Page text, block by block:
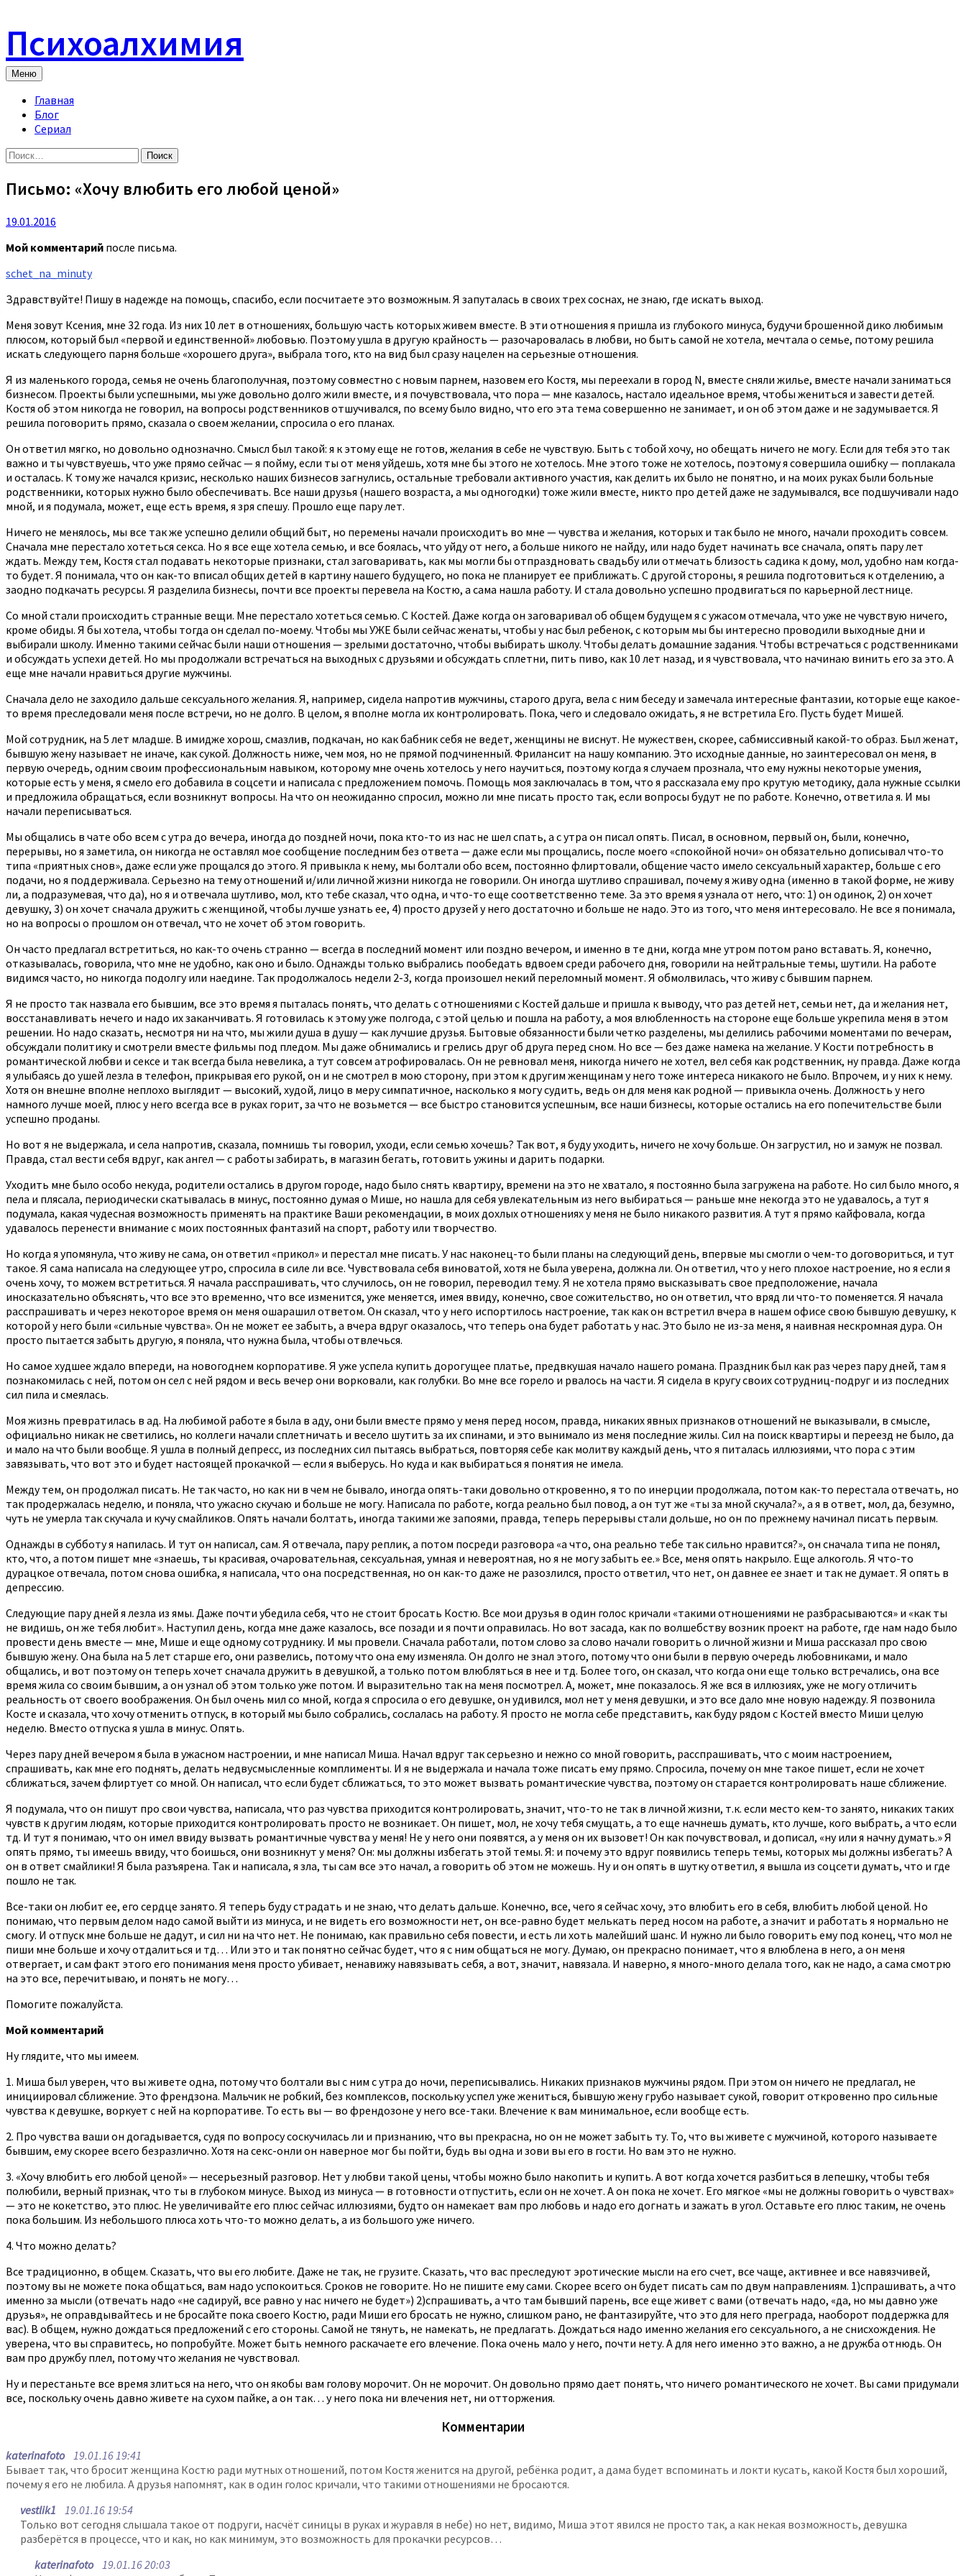
content
Психоалхимия
Меню
Главная
Блог
Сериал
Найти:
Письмо: «Хочу влюбить его любой ценой»
19.01.2016
Мой комментарий после письма.
schet_na_minuty
Здравствуйте! Пишу в надежде на помощь, спасибо, если посчитаете это возможным. Я запуталась в своих трех соснах, не знаю, где искать выход.
Меня зовут Ксения, мне 32 года. Из них 10 лет в отношениях, большую часть которых живем вместе. В эти отношения я пришла из глубокого минуса, будучи брошенной дико любимым
плюсом, который был «первой и единственной» любовью. Поэтому ушла в другую крайность — разочаровалась в любви, но быть самой не хотела, мечтала о семье, потому решила
искать следующего парня больше «хорошего друга», выбрала того, кто на вид был сразу нацелен на серьезные отношения.
Я из маленького города, семья не очень благополучная, поэтому совместно с новым парнем, назовем его Костя, мы переехали в город N, вместе сняли жилье, вместе начали заниматься
бизнесом. Проекты были успешными, мы уже довольно долго жили вместе, и я почувствовала, что пора — мне казалось, настало идеальное время, чтобы жениться и завести детей.
Костя об этом никогда не говорил, на вопросы родственников отшучивался, по всему было видно, что его эта тема совершенно не занимает, и он об этом даже и не задумывается. Я
решила поговорить прямо, сказала о своем желании, спросила о его планах.
Он ответил мягко, но довольно однозначно. Смысл был такой: я к этому еще не готов, желания в себе не чувствую. Быть с тобой хочу, но обещать ничего не могу. Если для тебя это так
важно и ты чувствуешь, что уже прямо сейчас — я пойму, если ты от меня уйдешь, хотя мне бы этого не хотелось. Мне этого тоже не хотелось, поэтому я совершила ошибку — поплакала
и осталась. К тому же начался кризис, несколько наших бизнесов загнулись, остальные требовали активного участия, как делить их было не понятно, и на моих руках были больные
родственники, которых нужно было обеспечивать. Все наши друзья (нашего возраста, а мы одногодки) тоже жили вместе, никто про детей даже не задумывался, все подшучивали надо
мной, и я подумала, может, еще есть время, я зря спешу. Прошло еще пару лет.
Ничего не менялось, мы все так же успешно делили общий быт, но перемены начали происходить во мне — чувства и желания, которых и так было не много, начали проходить совсем.
Сначала мне перестало хотеться секса. Но я все еще хотела семью, и все боялась, что уйду от него, а больше никого не найду, или надо будет начинать все сначала, опять пару лет
ждать. Между тем, Костя стал подавать некоторые признаки, стал заговаривать, как мы могли бы отпраздновать свадьбу или отмечать близость садика к дому, мол, удобно нам когда-
то будет. Я понимала, что он как-то вписал общих детей в картину нашего будущего, но пока не планирует ее приближать. С другой стороны, я решила подготовиться к отделению, а
заодно подкачать ресурсы. Я разделила бизнесы, почти все проекты перевела на Костю, а сама нашла работу. И стала довольно успешно продвигаться по карьерной лестнице.
Со мной стали происходить странные вещи. Мне перестало хотеться семью. С Костей. Даже когда он заговаривал об общем будущем я с ужасом отмечала, что уже не чувствую ничего,
кроме обиды. Я бы хотела, чтобы тогда он сделал по-моему. Чтобы мы УЖЕ были сейчас женаты, чтобы у нас был ребенок, с которым мы бы интересно проводили выходные дни и
выбирали школу. Именно такими сейчас были наши отношения — зрелыми достаточно, чтобы выбирать школу. Чтобы делать домашние задания. Чтобы встречаться с родственниками
и обсуждать успехи детей. Но мы продолжали встречаться на выходных с друзьями и обсуждать сплетни, пить пиво, как 10 лет назад, и я чувствовала, что начинаю винить его за это. А
еще мне начали нравиться другие мужчины.
Сначала дело не заходило дальше сексуального желания. Я, например, сидела напротив мужчины, старого друга, вела с ним беседу и замечала интересные фантазии, которые еще какое-
то время преследовали меня после встречи, но не долго. В целом, я вполне могла их контролировать. Пока, чего и следовало ожидать, я не встретила Его. Пусть будет Мишей.
Мой сотрудник, на 5 лет младше. В имидже хорош, смазлив, подкачан, но как бабник себя не ведет, женщины не виснут. Не мужествен, скорее, сабмиссивный какой-то образ. Был женат,
бывшую жену называет не иначе, как сукой. Должность ниже, чем моя, но не прямой подчиненный. Фрилансит на нашу компанию. Это исходные данные, но заинтересовал он меня, в
первую очередь, одним своим профессиональным навыком, которому мне очень хотелось у него научиться, поэтому когда я случаем прознала, что ему нужны некоторые умения,
которые есть у меня, я смело его добавила в соцсети и написала с предложением помочь. Помощь моя заключалась в том, что я рассказала ему про крутую методику, дала нужные ссылки
и предложила обращаться, если возникнут вопросы. На что он неожиданно спросил, можно ли мне писать просто так, если вопросы будут не по работе. Конечно, ответила я. И мы
начали переписываться.
Мы общались в чате обо всем с утра до вечера, иногда до поздней ночи, пока кто-то из нас не шел спать, а с утра он писал опять. Писал, в основном, первый он, были, конечно,
перерывы, но я заметила, он никогда не оставлял мое сообщение последним без ответа — даже если мы прощались, после моего «спокойной ночи» он обязательно дописывал что-то
типа «приятных снов», даже если уже прощался до этого. Я привыкла к нему, мы болтали обо всем, постоянно флиртовали, общение часто имело сексуальный характер, больше с его
подачи, но я поддерживала. Серьезно на тему отношений и/или личной жизни никогда не говорили. Он иногда шутливо спрашивал, почему я живу одна (именно в такой форме, не живу
ли, а подразумевая, что да), но я и отвечала шутливо, мол, кто тебе сказал, что одна, и что-то еще соответственно теме. За это время я узнала от него, что: 1) он одинок, 2) он хочет
девушку, 3) он хочет сначала дружить с женщиной, чтобы лучше узнать ее, 4) просто друзей у него достаточно и больше не надо. Это из того, что меня интересовало. Не все я понимала,
но на вопросы о прошлом он отвечал, что не хочет об этом говорить.
Он часто предлагал встретиться, но как-то очень странно — всегда в последний момент или поздно вечером, и именно в те дни, когда мне утром потом рано вставать. Я, конечно,
отказывалась, говорила, что мне не удобно, как оно и было. Однажды только выбрались пообедать вдвоем среди рабочего дня, говорили на нейтральные темы, шутили. На работе
видимся часто, но никогда подолгу или наедине. Так продолжалось недели 2-3, когда произошел некий переломный момент. Я обмолвилась, что живу с бывшим парнем.
Я не просто так назвала его бывшим, все это время я пыталась понять, что делать с отношениями с Костей дальше и пришла к выводу, что раз детей нет, семьи нет, да и желания нет,
восстанавливать нечего и надо их заканчивать. Я готовилась к этому уже полгода, с этой целью и пошла на работу, а моя влюбленность на стороне еще больше укрепила меня в этом
решении. Но надо сказать, несмотря ни на что, мы жили душа в душу — как лучшие друзья. Бытовые обязанности были четко разделены, мы делились рабочими моментами по вечерам,
обсуждали политику и смотрели вместе фильмы под пледом. Мы даже обнимались и грелись друг об друга перед сном. Но все — без даже намека на желание. У Кости потребность в
романтической любви и сексе и так всегда была невелика, а тут совсем атрофировалась. Он не ревновал меня, никогда ничего не хотел, вел себя как родственник, ну правда. Даже когда
я улыбаясь до ушей лезла в телефон, прикрывая его рукой, он и не смотрел в мою сторону, при этом к другим женщинам у него тоже интереса никакого не было. Впрочем, и у них к нему.
Хотя он внешне вполне неплохо выглядит — высокий, худой, лицо в меру симпатичное, насколько я могу судить, ведь он для меня как родной — привыкла очень. Должность у него
намного лучше моей, плюс у него всегда все в руках горит, за что не возьмется — все быстро становится успешным, все наши бизнесы, которые остались на его попечительстве были
успешно проданы.
Но вот я не выдержала, и села напротив, сказала, помнишь ты говорил, уходи, если семью хочешь? Так вот, я буду уходить, ничего не хочу больше. Он загрустил, но и замуж не позвал.
Правда, стал вести себя вдруг, как ангел — с работы забирать, в магазин бегать, готовить ужины и дарить подарки.
Уходить мне было особо некуда, родители остались в другом городе, надо было снять квартиру, времени на это не хватало, я постоянно была загружена на работе. Но сил было много, я
пела и плясала, периодически скатывалась в минус, постоянно думая о Мише, но нашла для себя увлекательным из него выбираться — раньше мне некогда это не удавалось, а тут я
подумала, какая чудесная возможность применять на практике Ваши рекомендации, в моих дохлых отношениях у меня не было никакого развития. А тут я прямо кайфовала, когда
удавалось перенести внимание с моих постоянных фантазий на спорт, работу или творчество.
Но когда я упомянула, что живу не сама, он ответил «прикол» и перестал мне писать. У нас наконец-то были планы на следующий день, впервые мы смогли о чем-то договориться, и тут
такое. Я сама написала на следующее утро, спросила в силе ли все. Чувствовала себя виноватой, хотя не была уверена, должна ли. Он ответил, что у него плохое настроение, но я если я
очень хочу, то можем встретиться. Я начала расспрашивать, что случилось, он не говорил, переводил тему. Я не хотела прямо высказывать свое предположение, начала
иносказательно объяснять, что все это временно, что все изменится, уже меняется, имея ввиду, конечно, свое сожительство, но он ответил, что вряд ли что-то поменяется. Я начала
расспрашивать и через некоторое время он меня ошарашил ответом. Он сказал, что у него испортилось настроение, так как он встретил вчера в нашем офисе свою бывшую девушку, к
которой у него были «сильные чувства». Он не может ее забыть, а вчера вдруг оказалось, что теперь она будет работать у нас. Это было не из-за меня, я наивная нескромная дура. Он
просто пытается забыть другую, я поняла, что нужна была, чтобы отвлечься.
Но самое худшее ждало впереди, на новогоднем корпоративе. Я уже успела купить дорогущее платье, предвкушая начало нашего романа. Праздник был как раз через пару дней, там я
познакомилась с ней, потом он сел с ней рядом и весь вечер они ворковали, как голубки. Во мне все горело и рвалось на части. Я сидела в кругу своих сотрудниц-подруг и из последних
сил пила и смеялась.
Моя жизнь превратилась в ад. На любимой работе я была в аду, они были вместе прямо у меня перед носом, правда, никаких явных признаков отношений не выказывали, в смысле,
официально никак не светились, но коллеги начали сплетничать и весело шутить за их спинами, и это вынимало из меня последние жилы. Сил на поиск квартиры и переезд не было, да
и мало на что были вообще. Я ушла в полный депресс, из последних сил пытаясь выбраться, повторяя себе как молитву каждый день, что я питалась иллюзиями, что пора с этим
завязывать, что вот это и будет настоящей прокачкой — если я выберусь. Но куда и как выбираться я понятия не имела.
Между тем, он продолжал писать. Не так часто, но как ни в чем не бывало, иногда опять-таки довольно откровенно, я то по инерции продолжала, потом как-то перестала отвечать, но
так продержалась неделю, и поняла, что ужасно скучаю и больше не могу. Написала по работе, когда реально был повод, а он тут же «ты за мной скучала?», а я в ответ, мол, да, безумно,
чуть не умерла так скучала и кучу смайликов. Опять начали болтать, иногда такими же запоями, правда, теперь перерывы стали дольше, но он по прежнему начинал писать первым.
Однажды в субботу я напилась. И тут он написал, сам. Я отвечала, пару реплик, а потом посреди разговора «а что, она реально тебе так сильно нравится?», он сначала типа не понял,
кто, что, а потом пишет мне «знаешь, ты красивая, очаровательная, сексуальная, умная и невероятная, но я не могу забыть ее.» Все, меня опять накрыло. Еще алкоголь. Я что-то
дурацкое отвечала, потом снова ошибка, я написала, что она посредственная, но он как-то даже не разозлился, просто ответил, что нет, он давнее ее знает и так не думает. Я опять в
депрессию.
Следующие пару дней я лезла из ямы. Даже почти убедила себя, что не стоит бросать Костю. Все мои друзья в один голос кричали «такими отношениями не разбрасываются» и «как ты
не видишь, он же тебя любит». Наступил день, когда мне даже казалось, все позади и я почти оправилась. Но вот засада, как по волшебству возник проект на работе, где нам надо было
провести день вместе — мне, Мише и еще одному сотруднику. И мы провели. Сначала работали, потом слово за слово начали говорить о личной жизни и Миша рассказал про свою
бывшую жену. Она была на 5 лет старше его, они развелись, потому что она ему изменяла. Он долго не знал этого, потому что они были в первую очередь любовниками, и мало
общались, и вот поэтому он теперь хочет сначала дружить в девушкой, а только потом влюбляться в нее и тд. Более того, он сказал, что когда они еще только встречались, она все
время жила со своим бывшим, а он узнал об этом только уже потом. И выразительно так на меня посмотрел. А, может, мне показалось. Я же вся в иллюзиях, уже не могу отличить
реальность от своего воображения. Он был очень мил со мной, когда я спросила о его девушке, он удивился, мол нет у меня девушки, и это все дало мне новую надежду. Я позвонила
Косте и сказала, что хочу отменить отпуск, в который мы было собрались, сослалась на работу. Я просто не могла себе представить, как буду рядом с Костей вместо Миши целую
неделю. Вместо отпуска я ушла в минус. Опять.
Через пару дней вечером я была в ужасном настроении, и мне написал Миша. Начал вдруг так серьезно и нежно со мной говорить, расспрашивать, что с моим настроением,
спрашивать, как мне его поднять, делать недвусмысленные комплименты. И я не выдержала и начала тоже писать ему прямо. Спросила, почему он мне такое пишет, если не хочет
сближаться, зачем флиртует со мной. Он написал, что если будет сближаться, то это может вызвать романтические чувства, поэтому он старается контролировать наше сближение.
Я подумала, что он пишут про свои чувства, написала, что раз чувства приходится контролировать, значит, что-то не так в личной жизни, т.к. если место кем-то занято, никаких таких
чувств к другим людям, которые приходится контролировать просто не возникает. Он пишет, мол, не хочу тебя смущать, а то еще начнешь думать, кто лучше, кого выбрать, а что если
тд. И тут я понимаю, что он имел ввиду вызвать романтичные чувства у меня! Не у него они появятся, а у меня он их вызовет! Он как почувствовал, и дописал, «ну или я начну думать.» Я
опять прямо, ты имеешь ввиду, что боишься, они возникнут у меня? Он: мы должны избегать этой темы. Я: и почему это вдруг появились теперь темы, которых мы должны избегать? А
он в ответ смайлики! Я была разъярена. Так и написала, я зла, ты сам все это начал, а говорить об этом не можешь. Ну и он опять в шутку ответил, я вышла из соцсети думать, что и где
пошло не так.
Все-таки он любит ее, его сердце занято. Я теперь буду страдать и не знаю, что делать дальше. Конечно, все, чего я сейчас хочу, это влюбить его в себя, влюбить любой ценой. Но
понимаю, что первым делом надо самой выйти из минуса, и не видеть его возможности нет, он все-равно будет мелькать перед носом на работе, а значит и работать я нормально не
смогу. И отпуск мне больше не дадут, и сил ни на что нет. Не понимаю, как правильно себя повести, и есть ли хоть малейший шанс. И нужно ли было говорить ему под конец, что мол не
пиши мне больше и хочу отдалиться и тд… Или это и так понятно сейчас будет, что я с ним общаться не могу. Думаю, он прекрасно понимает, что я влюблена в него, а он меня
отвергает, и сам факт этого его понимания меня просто убивает, ненавижу навязывать себя, а вот, значит, навязала. И наверно, я много-много делала того, как не надо, а сама смотрю
на это все, перечитываю, и понять не могу…
Помогите пожалуйста.
Мой комментарий
Ну глядите, что мы имеем.
1. Миша был уверен, что вы живете одна, потому что болтали вы с ним с утра до ночи, переписывались. Никаких признаков мужчины рядом. При этом он ничего не предлагал, не
инициировал сближение. Это френдзона. Мальчик не робкий, без комплексов, поскольку успел уже жениться, бывшую жену грубо называет сукой, говорит откровенно про сильные
чувства к девушке, воркует с ней на корпоративе. То есть вы — во френдозоне у него все-таки. Влечение к вам минимальное, если вообще есть.
2. Про чувства ваши он догадывается, судя по вопросу соскучилась ли и признанию, что вы прекрасна, но он не может забыть ту. То, что вы живете с мужчиной, которого называете
бывшим, ему скорее всего безразлично. Хотя на секс-онли он наверное мог бы пойти, будь вы одна и зови вы его в гости. Но вам это не нужно.
3. «Хочу влюбить его любой ценой» — несерьезный разговор. Нет у любви такой цены, чтобы можно было накопить и купить. А вот когда хочется разбиться в лепешку, чтобы тебя
полюбили, верный признак, что ты в глубоком минусе. Выход из минуса — в готовности отпустить, если он не хочет. А он пока не хочет. Его мягкое «мы не должны говорить о чувствах»
— это не кокетство, это плюс. Не увеличивайте его плюс сейчас иллюзиями, будто он намекает вам про любовь и надо его догнать и зажать в угол. Оставьте его плюс таким, не очень
пока большим. Из небольшого плюса хоть что-то можно делать, а из большого уже ничего.
4. Что можно делать?
Все традиционно, в общем. Сказать, что вы его любите. Даже не так, не грузите. Сказать, что вас преследуют эротические мысли на его счет, все чаще, активнее и все навязчивей,
поэтому вы не можете пока общаться, вам надо успокоиться. Сроков не говорите. Но не пишите ему сами. Скорее всего он будет писать сам по двум направлениям. 1)спрашивать, а что
именно за мысли (отвечать надо «не садируй, все равно у нас ничего не будет») 2)спрашивать, а что там бывший парень, все еще живет с вами (отвечать надо, «да, но мы давно уже
друзья», не оправдывайтесь и не бросайте пока своего Костю, ради Миши его бросать не нужно, слишком рано, не фантазируйте, что это для него преграда, наоборот поддержка для
вас). В общем, нужно дождаться предложений с его стороны. Самой не тянуть, не намекать, не предлагать. Дождаться надо именно желания его сексуального, а не снисхождения. Не
уверена, что вы справитесь, но попробуйте. Может быть немного раскачаете его влечение. Пока очень мало у него, почти нету. А для него именно это важно, а не дружба отнюдь. Он
вам про дружбу плел, потому что желания не чувствовал.
Ну и перестаньте все время злиться на него, что он якобы вам голову морочит. Он не морочит. Он довольно прямо дает понять, что ничего романтического не хочет. Вы сами придумали
все, поскольку очень давно живете на сухом пайке, а он так… у него пока ни влечения нет, ни отторжения.
Комментарии
katerinafoto19.01.16 19:41
Бывает так, что бросит женщина Костю ради мутных отношений, потом Костя женится на другой, ребёнка родит, а дама будет вспоминать и локти кусать, какой Костя был хороший,
почему я его не любила. А друзья напомнят, как в один голос кричали, что такими отношениями не бросаются.
vestlik1 19.01.16 19:54
Только вот сегодня слышала такое от подруги, насчёт синицы в руках и журавля в небе) но нет, видимо, Миша этот явился не просто так, а как некая возможность, девушка
разберётся в процессе, что и как, но как минимум, это возможность для прокачки ресурсов…
katerinafoto19.01.16 20:03